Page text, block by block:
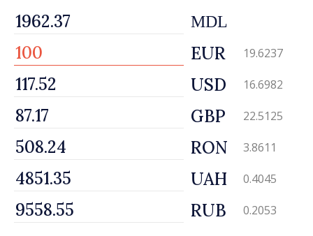
MDL
EUR 19.6237
USD 16.6982
GBP 22.5125
RON 3.8611
UAH 0.4045
RUB 0.2053